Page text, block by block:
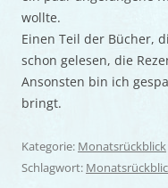
wollte.
Einen Teil der Bücher,
schon gelesen, die
Ansonsten bin ich
bringt.
Kategorie: Monatsrückblick
Schlagwort: